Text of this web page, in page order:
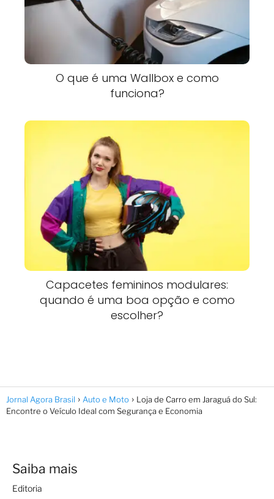
O que é uma Wallbox e como
funciona?
Capacetes femininos modulares:
quando é uma boa opção e como
escolher?
Jornal Agora Brasil Auto e Moto
Loja de Carro em Jaraguá do Sul:
Encontre o Veículo Ideal com Segurança e Economia
Saiba mais
Editoria